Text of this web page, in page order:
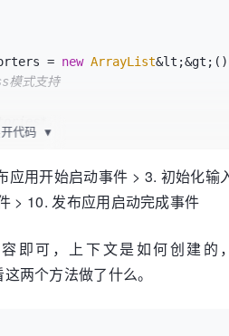
=
new ArrayList
模式支持
DefaultApplicationArguments
代码 ▼
用开始启动事件 > 3. 初始化
> 10. 发布应用启动完成事件
即可，上下文是如何创建
两个方法做了什么。